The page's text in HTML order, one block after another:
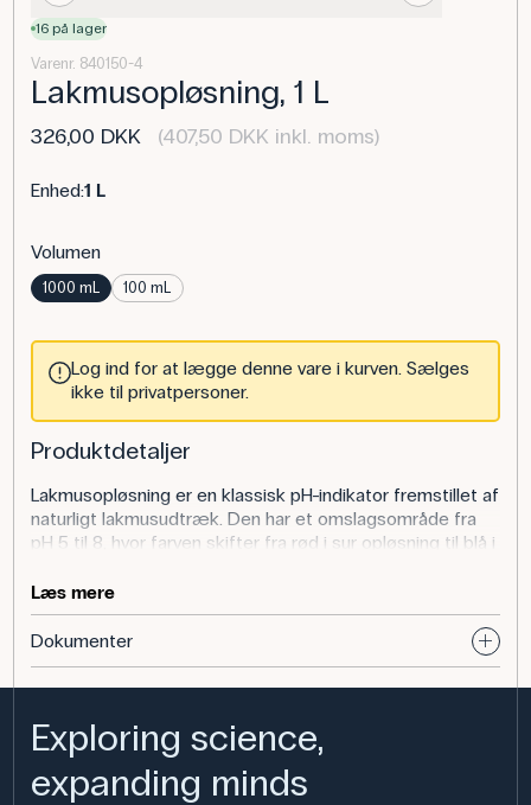
16 på lager
Varenr. 840150-4
Lakmusopløsning, 1 L
326,00 DKK (407,50 DKK inkl. moms)
Enhed:1 L
Volumen
1000 mL 100 mL
Log ind for at lægge denne vare i kurven. Sælges
ikke til privatpersoner.
Produktdetaljer
Lakmusopløsning er en klassisk pH-indikator fremstillet af
naturligt lakmusudtræk. Den har et omslagsområde fra
pH 5 til 8, hvor farven skifter fra rød i sur opløsning til blå i
er registreret under CAS-nummer 1393-92-6.
Anvendelse af produktet
som en enkel og hurtig metode til at bestemme, om en
opløsning er sur eller basisk. Farveskiftet er tydeligt, og
derfor egner lakmus sig godt som introduktion til syre-
Læs mere
Dokumenter
Exploring science,
expanding minds